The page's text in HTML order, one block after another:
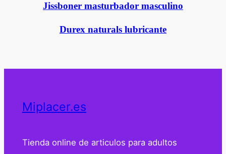
Jissboner masturbador masculino
Durex naturals lubricante
Miplacer.es
Tienda online de articulos para adultos